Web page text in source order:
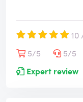
10
5/5
5/5
Expert review